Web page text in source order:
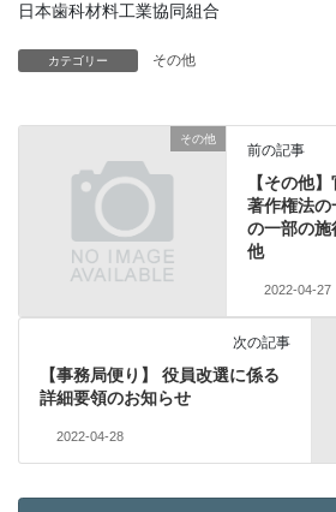
日本歯科材料工業協同組合
カテゴリー その他
その他
前の記事
【その他
著作権法
の一部の
他
2022-04-27
次の記事
【事務局便り】 役員改選に係る
詳細要領のお知らせ
2022-04-28